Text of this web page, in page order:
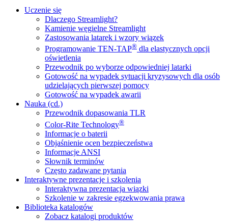
Uczenie się
Dlaczego Streamlight?
Kamienie węgielne Streamlight
Zastosowania latarek i wzory wiązek
Programowanie TEN-TAP® dla elastycznych opcji
oświetlenia
Przewodnik po wyborze odpowiedniej latarki
Gotowość na wypadek sytuacji kryzysowych dla osób
udzielających pierwszej pomocy
Gotowość na wypadek awarii
Nauka (cd.)
Przewodnik dopasowania TLR
Color-Rite Technology®
Informacje o baterii
Objaśnienie ocen bezpieczeństwa
Informacje ANSI
Słownik terminów
Często zadawane pytania
Interaktywne prezentacje i szkolenia
Interaktywna prezentacja wiązki
Szkolenie w zakresie egzekwowania prawa
Biblioteka katalogów
Zobacz katalogi produktów